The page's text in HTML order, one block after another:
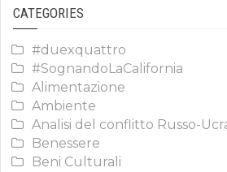
CATEGORIES
#duexquattro
#SognandoLaCalifornia
Alimentazione
Ambiente
Analisi del conflitto Russo-
Benessere
Beni Culturali